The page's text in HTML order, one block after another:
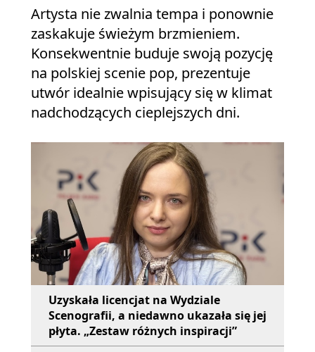
Artysta nie zwalnia tempa i ponownie
zaskakuje świeżym brzmieniem.
Konsekwentnie buduje swoją pozycję
na polskiej scenie pop, prezentuje
utwór idealnie wpisujący się w klimat
nadchodzących cieplejszych dni.
Uzyskała licencjat na Wydziale
Scenografii, a niedawno ukazała się jej
płyta. „Zestaw różnych inspiracji”